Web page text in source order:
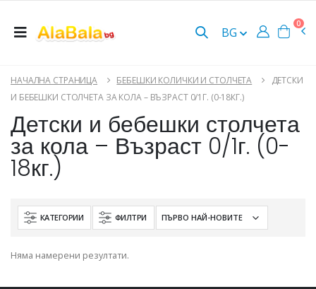
BG
0
НАЧАЛНА СТРАНИЦА БЕБЕШКИ КОЛИЧКИ И СТОЛЧЕТА
ДЕТСКИ
И БЕБЕШКИ СТОЛЧЕТА ЗА КОЛА – ВЪЗРАСТ 0/1Г. (0-18КГ.)
Детски и бебешки столчета
за кола – Възраст 0/1г. (0-
18кг.)
КАТЕГОРИИ ФИЛТРИ
Няма намерени резултати.